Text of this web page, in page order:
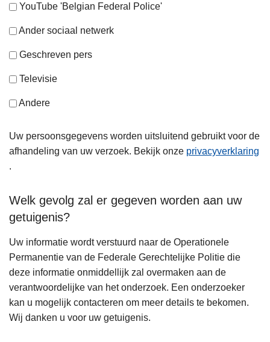
YouTube 'Belgian Federal Police'
Ander sociaal netwerk
Geschreven pers
Televisie
Andere
Uw persoonsgegevens worden uitsluitend gebruikt voor de
afhandeling van uw verzoek. Bekijk onze privacyverklaring
.
Welk gevolg zal er gegeven worden aan uw
getuigenis?
Uw informatie wordt verstuurd naar de Operationele
Permanentie van de Federale Gerechtelijke Politie die
deze informatie onmiddellijk zal overmaken aan de
verantwoordelijke van het onderzoek. Een onderzoeker
kan u mogelijk contacteren om meer details te bekomen.
Wij danken u voor uw getuigenis.